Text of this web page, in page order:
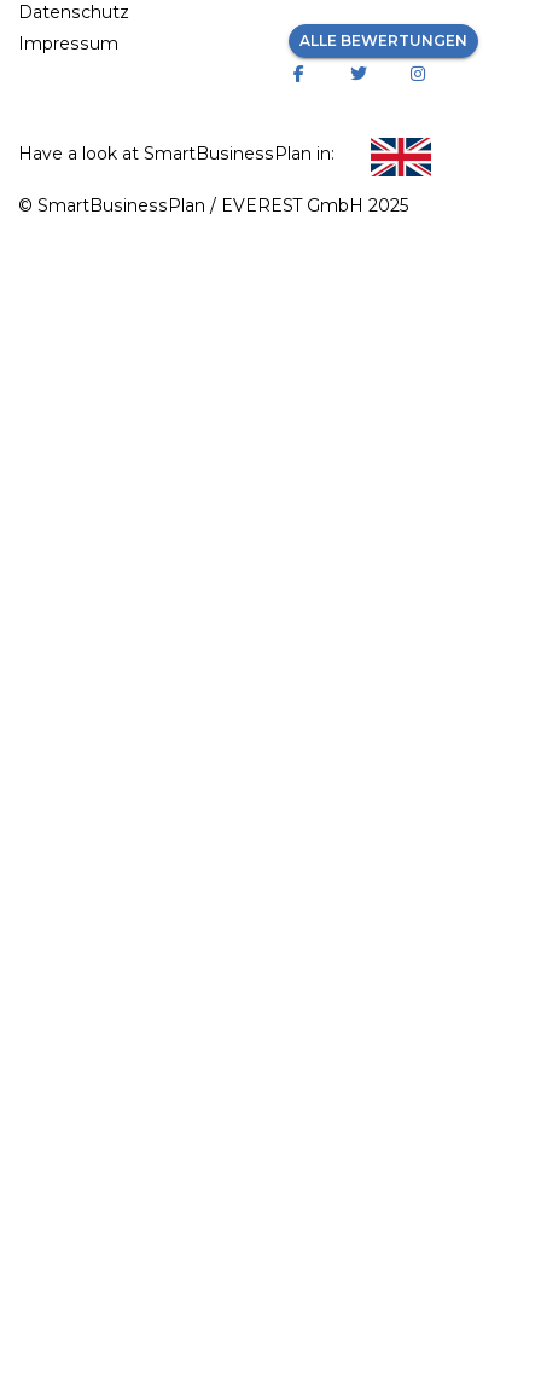
Datenschutz
Impressum
ALLE BEWERTUNGEN
© SmartBusinessPlan / EVEREST GmbH 2025
Have a look at SmartBusinessPlan in: